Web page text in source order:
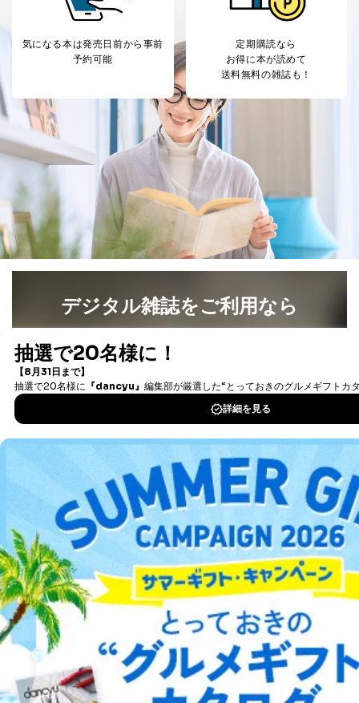
気になる本は発売日前から事前
予約可能
定期購読なら
お得に本が読めて
送料無料の雑誌も！
デジタル雑誌をご利用なら
書籍）が無料で読み放題！
DOWNLOAD FOR IOS
DOWNLOAD FOR ANDROID
ご利用方法はこちら
総合案内
アフィリエイト 採用情報
プレスリリース お問い合わせ
利用規約プライバシーポリシー 特定商取引法に基づく表示
出版社の皆様へ
投資家の皆様へサイトマップ